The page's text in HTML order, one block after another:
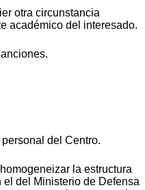
otra circunstancia
académico del interesado.
del Centro.
la estructura
del Ministerio de Defensa